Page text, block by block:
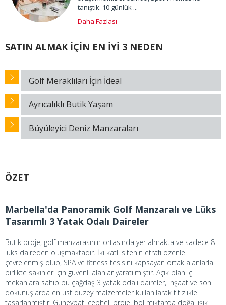
tanıştık. 10 günlük ...
Daha Fazlası
SATIN ALMAK İÇİN EN İYİ 3 NEDEN
Golf Meraklıları İçin İdeal
Ayrıcalıklı Butik Yaşam
Büyüleyici Deniz Manzaraları
ÖZET
Marbella'da Panoramik Golf Manzaralı ve Lüks
Tasarımlı 3 Yatak Odalı Daireler
Butik proje, golf manzarasının ortasında yer almakta ve sadece 8
lüks daireden oluşmaktadır. İki katlı sitenin etrafı özenle
çevrelenmiş olup, SPA ve fitness tesisini kapsayan ortak alanlarla
birlikte sakinler için güvenli alanlar yaratılmıştır. Açık plan iç
mekanlara sahip bu çağdaş 3 yatak odalı daireler, inşaat ve son
dokunuşlarda en üst düzey malzemeler kullanılarak titizlikle
tasarlanmıştır. Güneybatı cepheli proje, bol miktarda doğal ışık